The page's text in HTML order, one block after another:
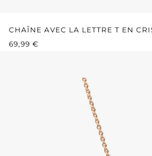
CHAÎNE AVEC LA LETTRE T EN
PRIX RÉGULIER :
69,99 €